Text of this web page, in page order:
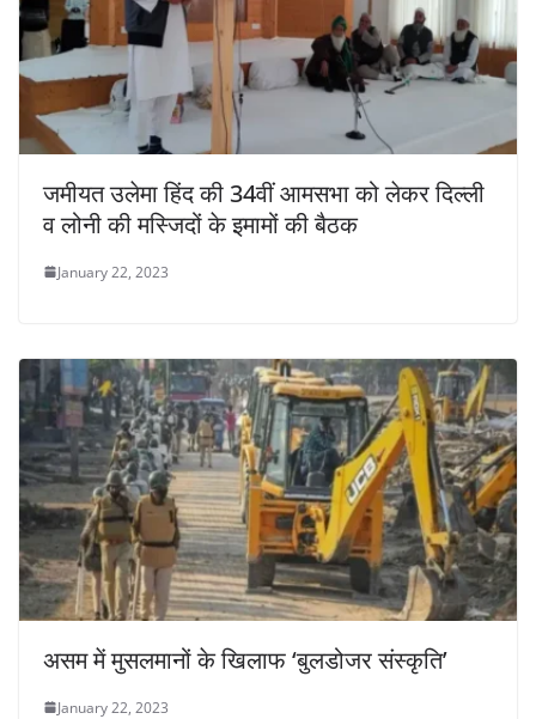
जमीयत उलेमा हिंद की 34वीं आमसभा को लेकर दिल्ली
व लोनी की मस्जिदों के इमामों की बैठक
January 22, 2023
असम में मुसलमानों के खिलाफ ‘बुलडोजर संस्कृति’
January 22, 2023